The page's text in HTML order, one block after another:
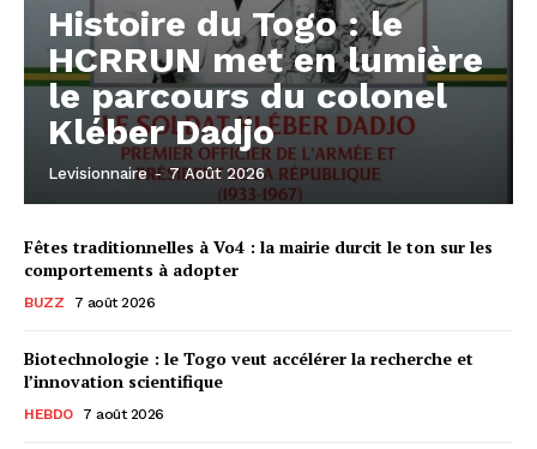
Histoire du Togo : le
HCRRUN met en lumière
le parcours du colonel
Kléber Dadjo
Levisionnaire - 7 Août 2026
Fêtes traditionnelles à Vo4 : la mairie durcit le ton sur les
comportements à adopter
BUZZ 7 août 2026
Biotechnologie : le Togo veut accélérer la recherche et
l’innovation scientifique
HEBDO 7 août 2026